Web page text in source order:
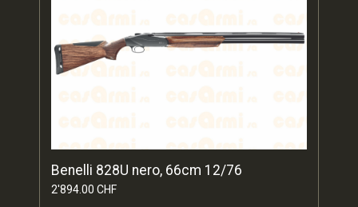
Benelli 828U nero, 66cm 12/76
2'894.00 CHF